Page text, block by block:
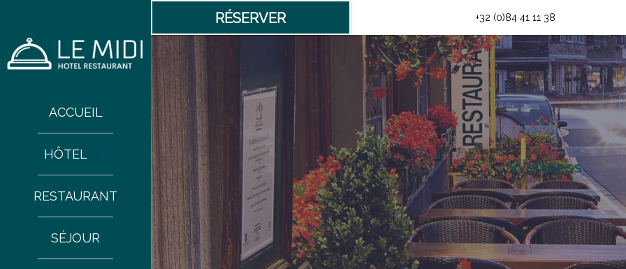
RÉSERVER +32 (0)84 41 11 38
ACCUEIL
HÔTEL
RESTAURANT
SÉJOUR
Wellness